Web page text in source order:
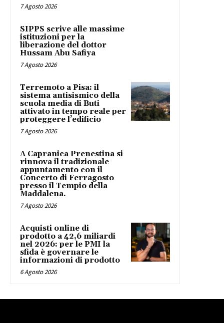
7 Agosto 2026
SIPPS scrive alle massime
istituzioni per la
liberazione del dottor
Hussam Abu Safiya
7 Agosto 2026
Terremoto a Pisa: il
sistema antisismico della
scuola media di Buti
attivato in tempo reale per
proteggere l’edificio
7 Agosto 2026
A Capranica Prenestina si
rinnova il tradizionale
appuntamento con il
Concerto di Ferragosto
presso il Tempio della
Maddalena.
7 Agosto 2026
Acquisti online di
prodotto a 42,6 miliardi
nel 2026: per le PMI la
sfida è governare le
informazioni di prodotto
6 Agosto 2026